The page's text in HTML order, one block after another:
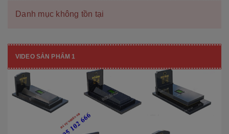
Danh mục không tồn tại
VIDEO SẢN PHẨM 1